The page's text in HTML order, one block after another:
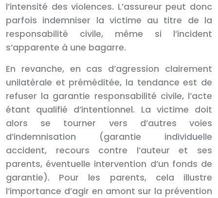
l’intensité des violences. L’assureur peut donc
parfois indemniser la victime au titre de la
responsabilité civile, même si l’incident
s’apparente à une bagarre.
En revanche, en cas d’agression clairement
unilatérale et préméditée, la tendance est de
refuser la garantie responsabilité civile, l’acte
étant qualifié d’intentionnel. La victime doit
alors se tourner vers d’autres voies
d’indemnisation (garantie individuelle
accident, recours contre l’auteur et ses
parents, éventuelle intervention d’un fonds de
garantie). Pour les parents, cela illustre
l’importance d’agir en amont sur la prévention